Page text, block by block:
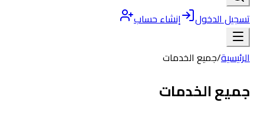
تسجيل الدخول إنشاء حساب
الرئيسية/جميع الخدمات
جميع الخدمات